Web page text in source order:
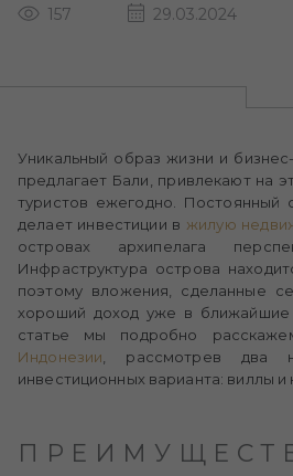
157 29.03.2024
Уникальный образ жизни и
предлагает Бали, привлекают на
туристов ежегодно. Постоянный
делает инвестиции в жилую
островах архипелага
Инфраструктура острова
поэтому вложения, сделанные
хороший доход уже в ближайшие
статье мы подробно
Индонезии , рассмотрев два
инвестиционных варианта: виллы и